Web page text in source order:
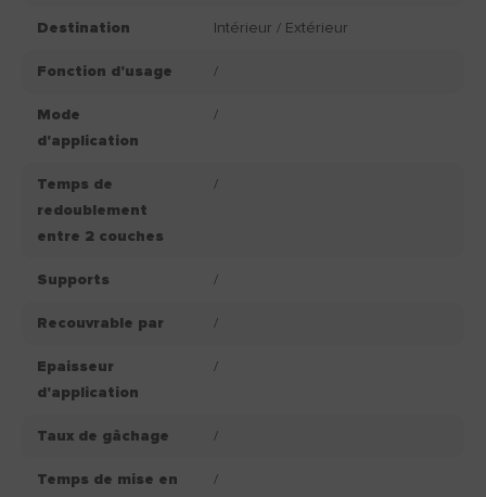
Destination Intérieur / Extérieur
Fonction d'usage /
Mode
d'application
/
Temps de
redoublement
entre 2 couches
/
Supports /
Recouvrable par /
Epaisseur
d'application
/
Taux de gâchage /
Temps de mise en
/